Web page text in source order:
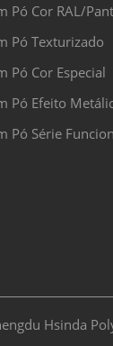
Pó Cor RAL/
Pó Texturizado
Pó Cor Especial
Pó Efeito
Pó Série
Hsinda